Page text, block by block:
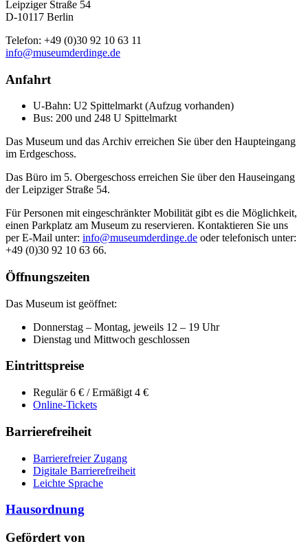
Leipziger Straße 54
D-10117 Berlin
Telefon: +49 (0)30 92 10 63 11
info@museumderdinge.de
Anfahrt
U-Bahn: U2 Spittelmarkt (Aufzug vorhanden)
Bus: 200 und 248 U Spittelmarkt
Das Museum und das Archiv erreichen Sie über den Haupteingang
im Erdgeschoss.
Das Büro im 5. Obergeschoss erreichen Sie über den Hauseingang
der Leipziger Straße 54.
Für Personen mit eingeschränkter Mobilität gibt es die Möglichkeit,
einen Parkplatz am Museum zu reservieren. Kontaktieren Sie uns
per E-Mail unter: info@museumderdinge.de oder telefonisch unter:
+49 (0)30 92 10 63 66.
Öffnungszeiten
Das Museum ist geöffnet:
Donnerstag – Montag, jeweils 12 – 19 Uhr
Dienstag und Mittwoch geschlossen
Eintrittspreise
Regulär 6 € / Ermäßigt 4 €
Online-Tickets
Barrierefreiheit
Barrierefreier Zugang
Digitale Barrierefreiheit
Leichte Sprache
Hausordnung
Gefördert von